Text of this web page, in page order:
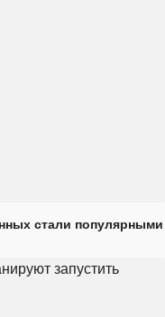
стали популярными